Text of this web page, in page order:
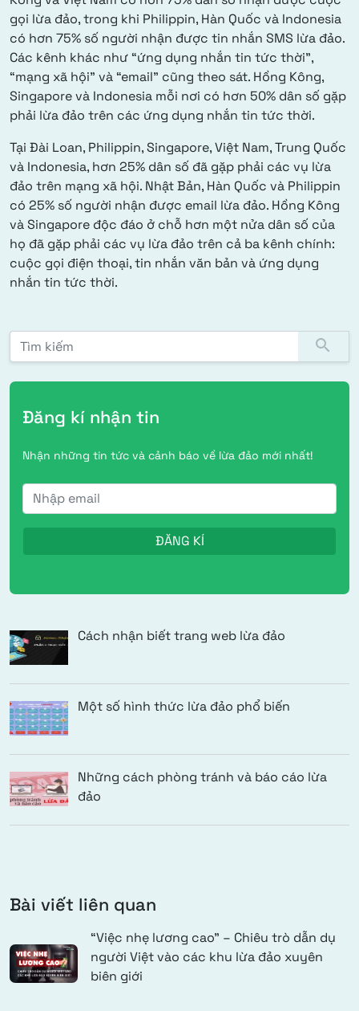
gọi lừa đảo, trong khi Philippin, Hàn Quốc và Indonesia
có hơn 75% số người nhận được tin nhắn SMS lừa đảo.
Các kênh khác như “ứng dụng nhắn tin tức thời”,
“mạng xã hội” và “email” cũng theo sát. Hồng Kông,
Singapore và Indonesia mỗi nơi có hơn 50% dân số gặp
phải lừa đảo trên các ứng dụng nhắn tin tức thời.
Tại Đài Loan, Philippin, Singapore, Việt Nam, Trung Quốc
và Indonesia, hơn 25% dân số đã gặp phải các vụ lừa
đảo trên mạng xã hội. Nhật Bản, Hàn Quốc và Philippin
có 25% số người nhận được email lừa đảo. Hồng Kông
và Singapore độc đáo ở chỗ hơn một nửa dân số của
họ đã gặp phải các vụ lừa đảo trên cả ba kênh chính:
cuộc gọi điện thoại, tin nhắn văn bản và ứng dụng
nhắn tin tức thời.
Tìm kiếm: search
Đăng kí nhận tin
Nhận những tin tức và cảnh báo về lừa đảo mới nhất!
Cách nhận biết trang web lừa đảo
Một số hình thức lừa đảo phổ biến
Những cách phòng tránh và báo cáo lừa
đảo
Bài viết liên quan
“Việc nhẹ lương cao” – Chiêu trò dẫn dụ
người Việt vào các khu lừa đảo xuyên
biên giới